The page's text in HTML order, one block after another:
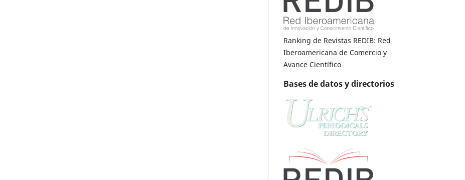
Ranking de Revistas REDIB: Red
Iberoamericana de Comercio y
Avance Científico
Bases de datos y directorios